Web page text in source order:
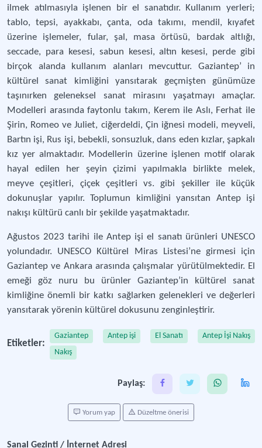
ilmek atılmasıyla işlenen bir el sanatıdır. Kullanım yerleri;
tablo, tepsi, ayakkabı, çanta, oda takımı, mendil, kıyafet
üzerine işlemeler, fular, şal, masa örtüsü, bardak altlığı,
seccade, para kesesi, sabun kesesi, altın kesesi, perde gibi
birçok alanda kullanım alanları mevcuttur. Gaziantep’ in
kültürel sanat kimliğini yansıtarak geçmişten günümüze
taşınırken geleneksel sanat mirasını yaşatmayı amaçlar.
Modelleri arasında faytonlu takım, Kerem ile Aslı, Ferhat ile
Şirin, Romeo ve Juliet, ciğerdeldi, Çin iğnesi modeli, meyveli,
Bartın işi, Rus işi, bebekli, sonsuzluk, dans eden kızlar, şapkalı
kız yer almaktadır. Modellerin üzerine işlenen motif olarak
hayal edilen her şeyin çizimi yapılmakla birlikte melek,
meyve çeşitleri, çiçek çeşitleri vs. gibi şekiller ile küçük
dokunuşlar yapılır. Toplumun kimliğini yansıtan Antep işi
nakışı kültürü canlı bir şekilde yaşatmaktadır.
Ağustos 2023 tarihi ile Antep işi el sanatı ürünleri UNESCO
yolundadır. UNESCO Kültürel Miras Listesi’ne girmesi için
Gaziantep ve Ankara arasında çalışmalar yürütülmektedir. El
emeği göz nuru bu ürünler Gaziantep’in kültürel sanat
kimliğine önemli bir katkı sağlarken gelenekleri ve değerleri
yansıtarak yörenin kültürel dokusunu zenginleştirir.
Etiketler:
Gaziantep Antep işi El Sanatı
Antep İşi Nakış
Nakış
Paylaş:
Yorum yap Düzeltme önerisi
Sanal Gezinti / İnternet Adresi